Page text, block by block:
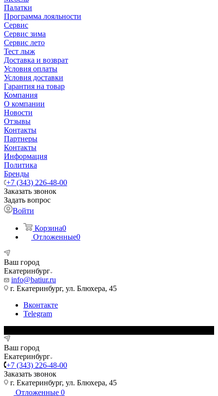
Палатки
Программа лояльности
Сервис
Сервис зима
Сервис лето
Тест лыж
Доставка и возврат
Условия оплаты
Условия доставки
Гарантия на товар
Компания
О компании
Новости
Отзывы
Контакты
Партнеры
Контакты
Информация
Политика
Бренды
+7 (343) 226-48-00
Заказать звонок
Задать вопрос
Войти
Корзина0
Отложенные0
Ваш город
Екатеринбург
info@batiur.ru
г. Екатеринбург, ул. Блюхера, 45
Вконтакте
Telegram
Ваш город
Екатеринбург
+7 (343) 226-48-00
Заказать звонок
г. Екатеринбург, ул. Блюхера, 45
Отложенные 0